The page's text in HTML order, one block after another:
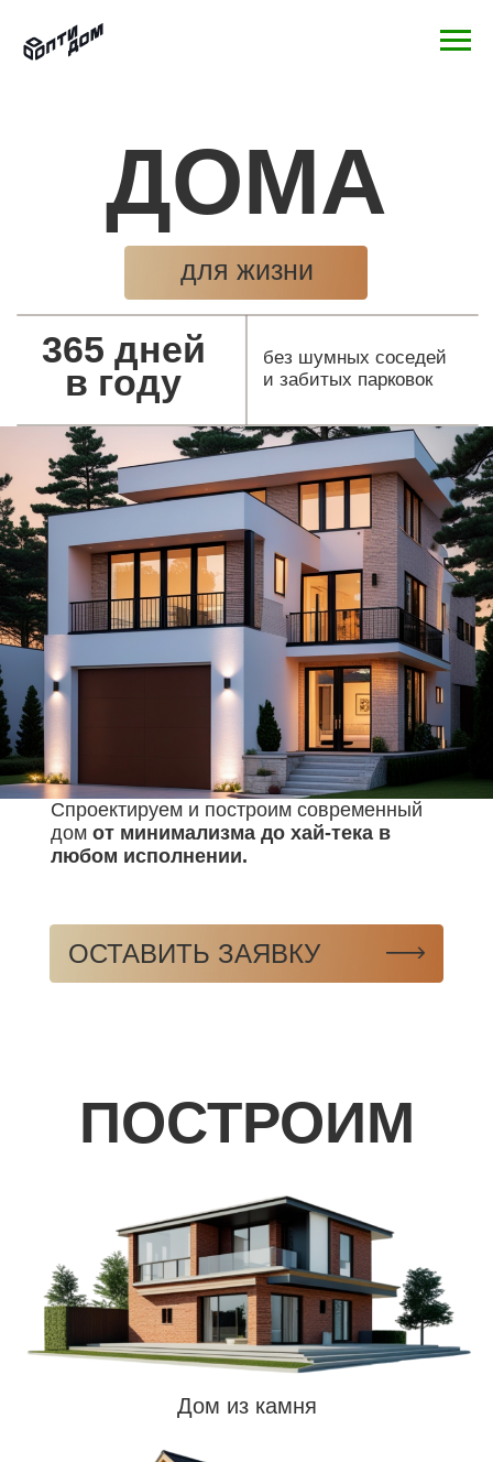
ДОМА
для жизни
ОСТАВИТЬ ЗАЯВКУ
365 дней
и забитых парковок
Спроектируем и построим современный
дом
от минимализма до хай-тека в
любом исполнении.
ПОСТРОИМ
Дом из газосиликата